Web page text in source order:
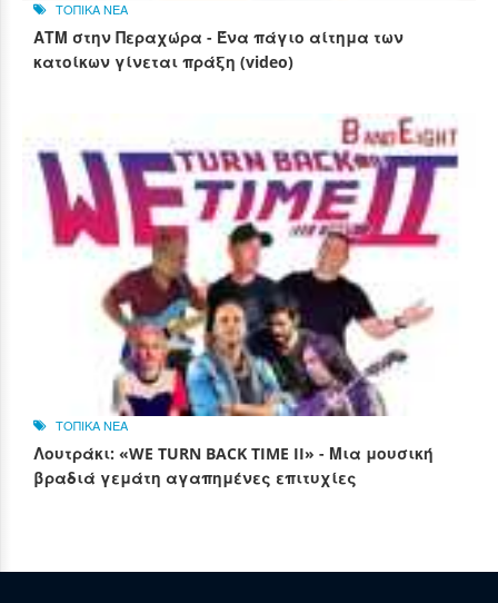
ΤΟΠΙΚΑ ΝΕΑ
ΑΤΜ στην Περαχώρα - Ένα πάγιο αίτημα των
κατοίκων γίνεται πράξη (video)
ΤΟΠΙΚΑ ΝΕΑ
Λουτράκι: «WE TURN BACK TIME II» - Μια μουσική
βραδιά γεμάτη αγαπημένες επιτυχίες